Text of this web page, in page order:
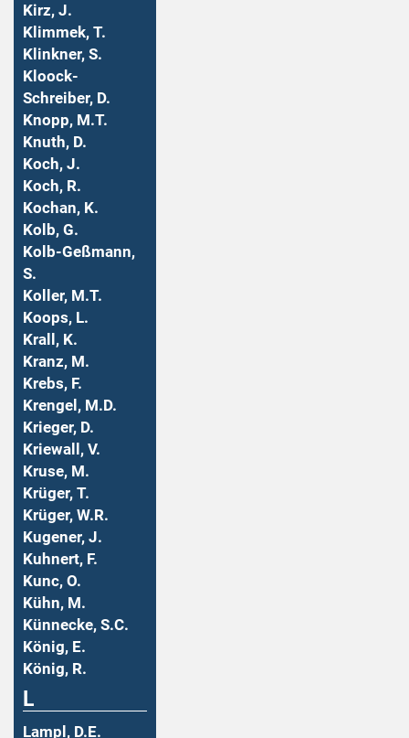
Kirz, J.
Klimmek, T.
Klinkner, S.
Kloock-
Schreiber, D.
Knopp, M.T.
Knuth, D.
Koch, J.
Koch, R.
Kochan, K.
Kolb, G.
Kolb-Geßmann,
S.
Koller, M.T.
Koops, L.
Krall, K.
Kranz, M.
Krebs, F.
Krengel, M.D.
Krieger, D.
Kriewall, V.
Kruse, M.
Krüger, T.
Krüger, W.R.
Kugener, J.
Kuhnert, F.
Kunc, O.
Kühn, M.
Künnecke, S.C.
König, E.
König, R.
L
Lampl, D.E.